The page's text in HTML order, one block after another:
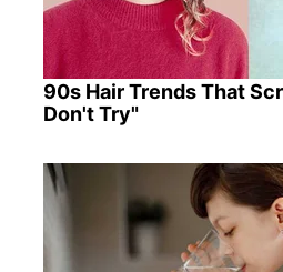
90s Hair Trends That
Don't Try"